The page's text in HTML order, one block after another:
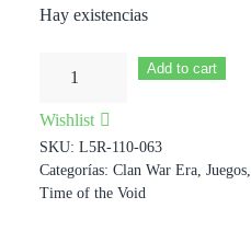
Hay existencias
XP2
cantidad
Add to cart
Wishlist
SKU: L5R-110-063
Categorías: Clan War Era, Juegos,
Time of the Void